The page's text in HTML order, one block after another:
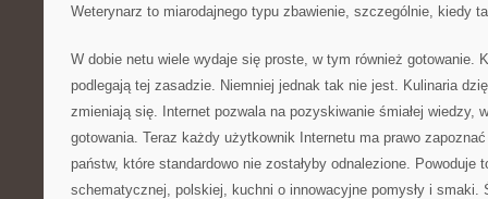
Weterynarz to miarodajnego typu zbawienie, szczególnie, kiedy
W dobie netu wiele wydaje się proste, w tym również gotowanie.
podlegają tej zasadzie. Niemniej jednak tak nie jest. Kulinaria
zmieniają się. Internet pozwala na pozyskiwanie śmiałej wiedzy,
gotowania. Teraz każdy użytkownik Internetu ma prawo
państw, które standardowo nie zostałyby odnalezione. Powoduje
schematycznej, polskiej, kuchni o innowacyjne pomysły i smaki.